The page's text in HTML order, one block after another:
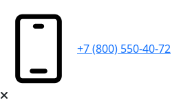
+7 (800) 550-40-72